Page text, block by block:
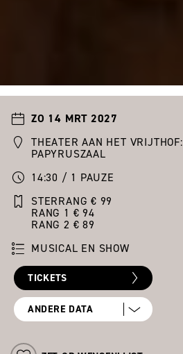
ZO 14 MRT 2027
THEATER AAN HET VRIJTHOF:
PAPYRUSZAAL
14:30 / 1 PAUZE
STERRANG € 99
RANG 1 € 94
RANG 2 € 89
MUSICAL EN SHOW
TICKETS
ANDERE DATA